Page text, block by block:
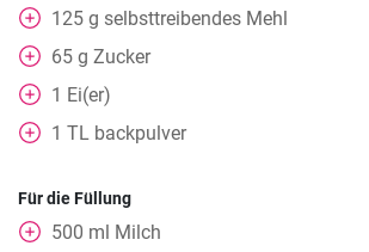
125 g selbsttreibendes Mehl
65 g Zucker
1 Ei(er)
1 TL backpulver
Für die Füllung
500 ml Milch